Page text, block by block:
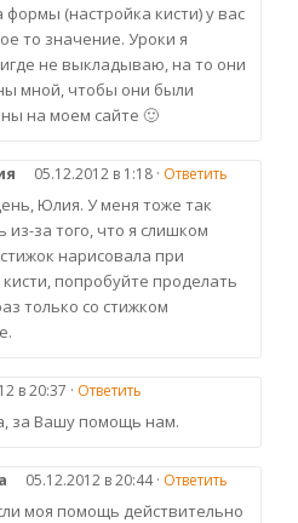
(настройка кисти) у вас
то значение. Уроки я
не выкладываю, на то они
мной, чтобы они были
на моем сайте 🙂
05.12.2012 в 1:18 · Ответить
Юлия. У меня тоже так
из-за того, что я слишком
нарисовала при
попробуйте проделать
только со стижком
в 20:37 · Ответить
за Вашу помощь нам.
05.12.2012 в 20:44 · Ответить
моя помощь действительно